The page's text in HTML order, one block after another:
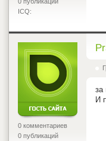
ICQ:
0 комментариев
0 публикаций
за
И